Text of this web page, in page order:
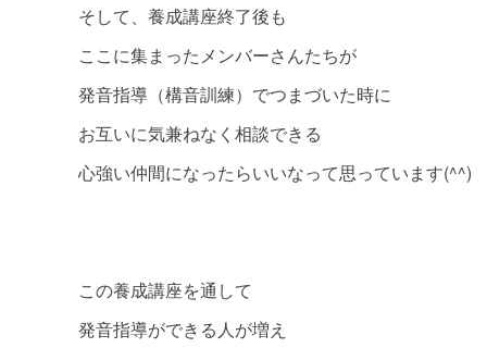
そして、養成講座終了後も
ここに集まったメンバーさんたちが
発音指導（構音訓練）でつまづいた時に
お互いに気兼ねなく相談できる
心強い仲間になったらいいなって思っています(^^)
この養成講座を通して
発音指導ができる人が増え